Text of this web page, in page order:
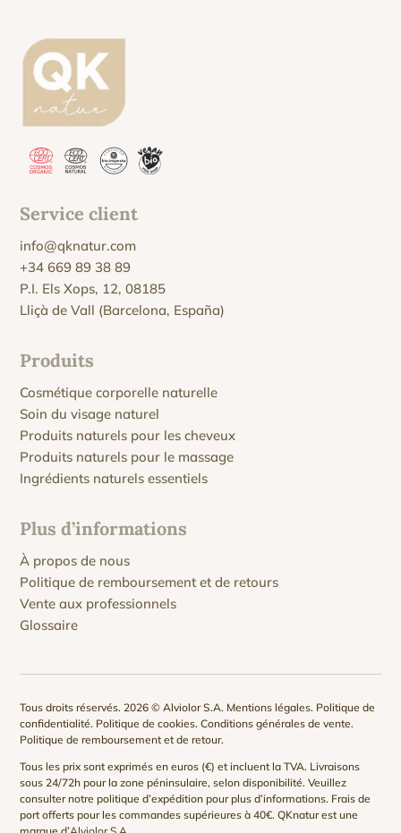
Service client
info@qknatur.com
+34 669 89 38 89
P.I. Els Xops, 12, 08185
Lliçà de Vall (Barcelona, España)
Produits
Cosmétique corporelle naturelle
Soin du visage naturel
Produits naturels pour les cheveux
Produits naturels pour le massage
Ingrédients naturels essentiels
Plus d’informations
À propos de nous
Politique de remboursement et de retours
Vente aux professionnels
Glossaire
Tous droits réservés. 2026 © Alviolor S.A. Mentions légales. Politique de
confidentialité. Politique de cookies.Conditions générales de vente.
Politique de remboursement et de retour.
Tous les prix sont exprimés en euros (€) et incluent la TVA. Livraisons
sous 24/72h pour la zone péninsulaire, selon disponibilité. Veuillez
consulter notrepolitique d’expédition pour plus d’informations. Frais de
port offerts pour les commandes supérieures à 40€. QKnatur est une